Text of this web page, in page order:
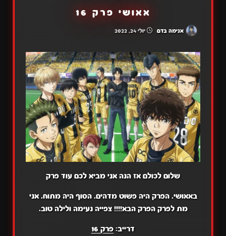
אאושי פרק 16
אנימה בדם יולי 24, 2022
שלום לכולם אז הנה אני מביא לכם עוד פרק
באאושי. הפרק היה פשוט מדהים. הסוף היה מתוח. אני
מת לפרק הפרק הבא!!!! צפייה נעימה ולילה טוב.
דרייב: פרק 16